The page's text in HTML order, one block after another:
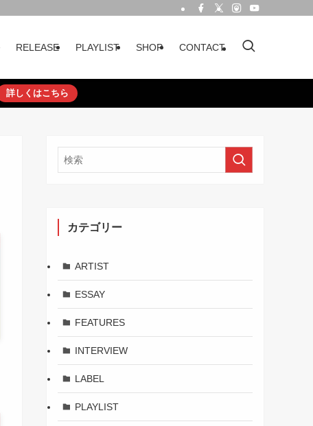
RELEASE PLAYLIST SHOP CONTACT
詳しくはこちら
カテゴリー
ARTIST
ESSAY
FEATURES
INTERVIEW
LABEL
PLAYLIST